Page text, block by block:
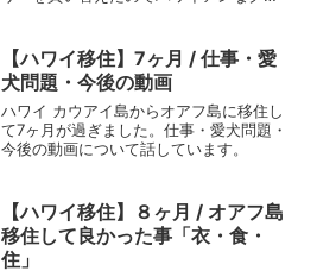
【ハワイ移住】7ヶ月 / 仕事・愛
犬問題・今後の動画
ハワイ カウアイ島からオアフ島に移住し
て7ヶ月が過ぎました。仕事・愛犬問題・
今後の動画について話しています。
【ハワイ移住】８ヶ月 / オアフ島
移住して良かった事「衣・食・
住」